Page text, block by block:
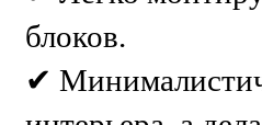
блоков.
✔